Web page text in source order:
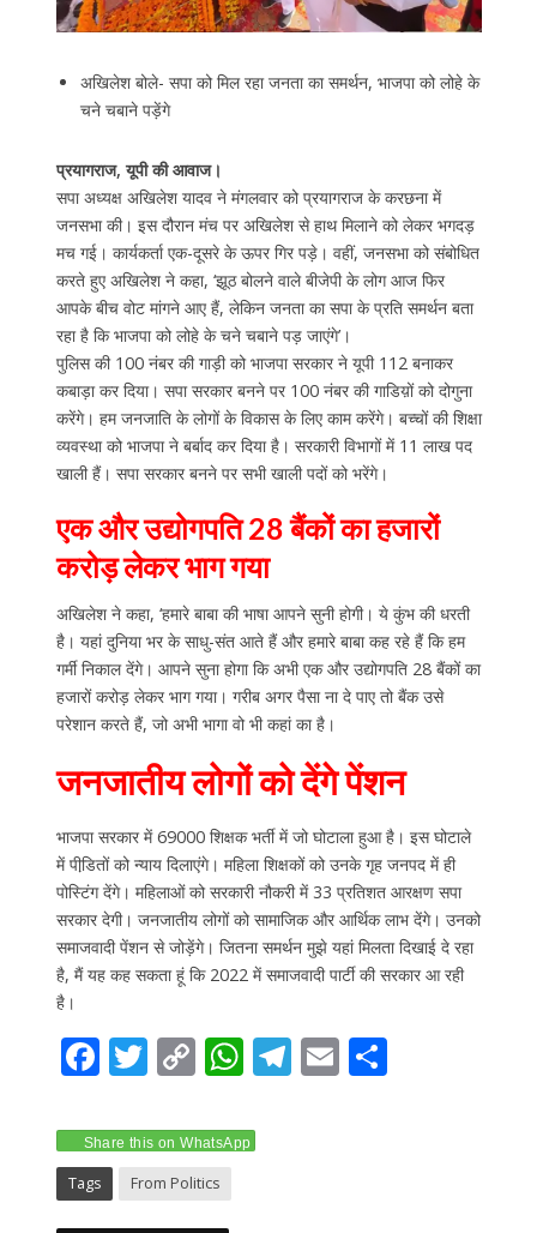
अखिलेश बोले- सपा को मिल रहा जनता का समर्थन, भाजपा को लोहे के
चने चबाने पड़ेंगे
प्रयागराज, यूपी की आवाज।
सपा अध्यक्ष अखिलेश यादव ने मंगलवार को प्रयागराज के करछना में
जनसभा की। इस दौरान मंच पर अखिलेश से हाथ मिलाने को लेकर भगदड़
मच गई। कार्यकर्ता एक-दूसरे के ऊपर गिर पड़े। वहीं, जनसभा को संबोधित
करते हुए अखिलेश ने कहा, ‘झूठ बोलने वाले बीजेपी के लोग आज फिर
आपके बीच वोट मांगने आए हैं, लेकिन जनता का सपा के प्रति समर्थन बता
रहा है कि भाजपा को लोहे के चने चबाने पड़ जाएंगे’।
पुलिस की 100 नंबर की गाड़ी को भाजपा सरकार ने यूपी 112 बनाकर
कबाड़ा कर दिया। सपा सरकार बनने पर 100 नंबर की गाडिय़ों को दोगुना
करेंगे। हम जनजाति के लोगों के विकास के लिए काम करेंगे। बच्चों की शिक्षा
व्यवस्था को भाजपा ने बर्बाद कर दिया है। सरकारी विभागों में 11 लाख पद
खाली हैं। सपा सरकार बनने पर सभी खाली पदों को भरेंगे।
एक और उद्योगपति 28 बैंकों का हजारों
करोड़ लेकर भाग गया
अखिलेश ने कहा, ‘हमारे बाबा की भाषा आपने सुनी होगी। ये कुंभ की धरती
है। यहां दुनिया भर के साधु-संत आते हैं और हमारे बाबा कह रहे हैं कि हम
गर्मी निकाल देंगे। आपने सुना होगा कि अभी एक और उद्योगपति 28 बैंकों का
हजारों करोड़ लेकर भाग गया। गरीब अगर पैसा ना दे पाए तो बैंक उसे
परेशान करते हैं, जो अभी भागा वो भी कहां का है।
जनजातीय लोगों को देंगे पेंशन
भाजपा सरकार में 69000 शिक्षक भर्ती में जो घोटाला हुआ है। इस घोटाले
में पीडि़तों को न्याय दिलाएंगे। महिला शिक्षकों को उनके गृह जनपद में ही
पोस्टिंग देंगे। महिलाओं को सरकारी नौकरी में 33 प्रतिशत आरक्षण सपा
सरकार देगी। जनजातीय लोगों को सामाजिक और आर्थिक लाभ देंगे। उनको
समाजवादी पेंशन से जोड़ेंगे। जितना समर्थन मुझे यहां मिलता दिखाई दे रहा
है, मैं यह कह सकता हूं कि 2022 में समाजवादी पार्टी की सरकार आ रही
है।
F
e
b
o
T
itt
er
C
p
y
Li
W
at
T E S
Share this on WhatsApp
Tags From Politics